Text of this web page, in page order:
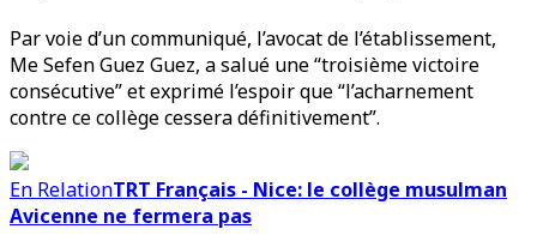
Par voie d’un communiqué, l’avocat de l’établissement,
Me Sefen Guez Guez, a salué une “troisième victoire
consécutive” et exprimé l’espoir que “l’acharnement
contre ce collège cessera définitivement”.
En RelationTRT Français - Nice: le collège musulman
Avicenne ne fermera pas